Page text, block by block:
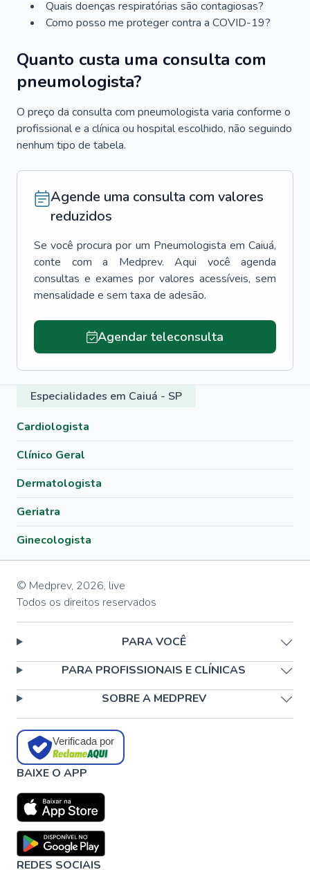
Quais doenças respiratórias são contagiosas?
Como posso me proteger contra a COVID-19?
Quanto custa uma consulta com
pneumologista?
O preço da consulta com pneumologista varia conforme o
profissional e a clínica ou hospital escolhido, não seguindo
nenhum tipo de tabela.
Agende uma consulta com valores
reduzidos
Se você procura por um Pneumologista em Caiuá,
conte com a Medprev. Aqui você agenda
consultas e exames por valores acessíveis, sem
mensalidade e sem taxa de adesão.
Agendar teleconsulta
Especialidades em Caiuá - SP
Cardiologista
Clínico Geral
Dermatologista
Geriatra
Ginecologista
© Medprev, 2026, live
Todos os direitos reservados
PARA VOCÊ
PARA PROFISSIONAIS E CLÍNICAS
SOBRE A MEDPREV
Verificada por
BAIXE O APP
REDES SOCIAIS